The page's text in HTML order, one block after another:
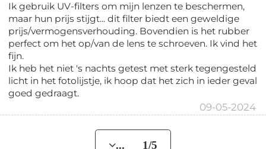
Ik gebruik UV-filters om mijn lenzen te beschermen,
maar hun prijs stijgt... dit filter biedt een geweldige
prijs/vermogensverhouding. Bovendien is het rubber
perfect om het op/van de lens te schroeven. Ik vind het
fijn.
Ik heb het niet 's nachts getest met sterk tegengesteld
licht in het fotolijstje, ik hoop dat het zich in ieder geval
goed gedraagt.
09-05-2024
... 1/5